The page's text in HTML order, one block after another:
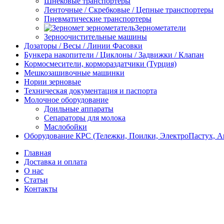
Ленточные / Скребковые / Цепные транспортеры
Пневматические транспортеры
Зернометатели
Зерноочистительные машины
Дозаторы / Весы / Линии Фасовки
Бункера накопители / Циклоны / Задвижки / Клапан
Кормосмесители, кормораздатчики (Турция)
Мешкозашивочные машинки
Нории зерновые
Техническая документация и паспорта
Молочное оборудование
Доильные аппараты
Сепараторы для молока
Маслобойки
Оборудование КРС (Тележки, Поилки, ЭлектроПастух,
Главная
Доставка и оплата
О нас
Статьи
Контакты